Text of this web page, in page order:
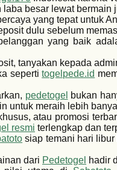
besar lewat bermain
yang tepat untuk
dulu sebelum
yang baik
tanyakan kepada
sepertitogelpede.id
pedetogel bukan
untuk meraih lebih
atau promosi
resmi terlengkap dan
siap temani hari
dari Pedetogel hadir